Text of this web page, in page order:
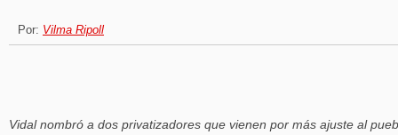
Por: Vilma Ripoll
Vidal nombró a dos privatizadores que vienen por más ajuste al